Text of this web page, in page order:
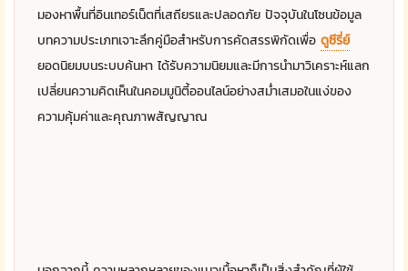
มองหาพื้นที่อินเทอร์เน็ตที่เสถียรและปลอดภัย ปัจจุบันในโซนข้อมูล
บทความประเภทเจาะลึกคู่มือสำหรับการคัดสรรพิกัดเพื่อ ดูซีรี่ย์
ยอดนิยมบนระบบค้นหา ได้รับความนิยมและมีการนำมาวิเคราะห์แลก
เปลี่ยนความคิดเห็นในคอมมูนิตี้ออนไลน์อย่างสม่ำเสมอในแง่ของ
ความคุ้มค่าและคุณภาพสัญญาณ